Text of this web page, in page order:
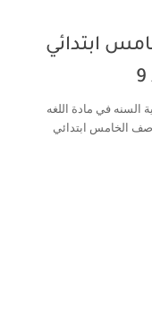
ابتدائي
السنه في مادة اللغه
صف الخامس ابتدائي